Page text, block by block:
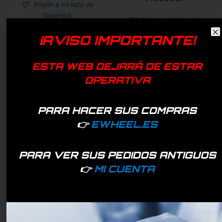
Añadir a mi lista de
favoritos
Añadir a mi lista de
Brazo horquilla trasera
Valorado
Brazo horquilla delantera
Valorado
Sólo empresas -
Acceder
¡AVISO IMPORTANTE!
ESTA WEB DEJARÁ DE ESTAR
OPERATIVA
PARA HACER SUS COMPRAS
👉EWHEEL.ES
PARA VER SUS PEDIDOS ANTIGUOS
👉MI CUENTA